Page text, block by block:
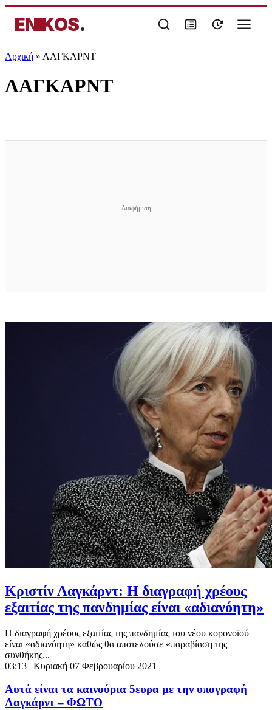
ENIKOS.
Αρχική » ΛΑΓΚΑΡΝΤ
ΛΑΓΚΑΡΝΤ
Κριστίν Λαγκάρντ: Η διαγραφή χρέους
εξαιτίας της πανδημίας είναι «αδιανόητη»
Η διαγραφή χρέους εξαιτίας της πανδημίας του νέου κορονοϊού
είναι «αδιανόητη» καθώς θα αποτελούσε «παραβίαση της
συνθήκης...
03:13 | Κυριακή 07 Φεβρουαρίου 2021
Αυτά είναι τα καινούρια 5ευρα με την υπογραφή
Λαγκάρντ – ΦΩΤΟ